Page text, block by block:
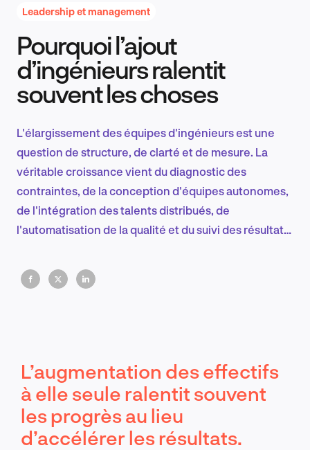
Recherche et conception produit
EN
Leadership et management
Pourquoi l’ajout
d’ingénieurs ralentit
souvent les choses
L'élargissement des équipes d'ingénieurs est une
question de structure, de clarté et de mesure. La
véritable croissance vient du diagnostic des
contraintes, de la conception d'équipes autonomes,
de l'intégration des talents distribués, de
l'automatisation de la qualité et du suivi des résultats
L’augmentation des effectifs
à elle seule ralentit souvent
les progrès au lieu
d’accélérer les résultats.